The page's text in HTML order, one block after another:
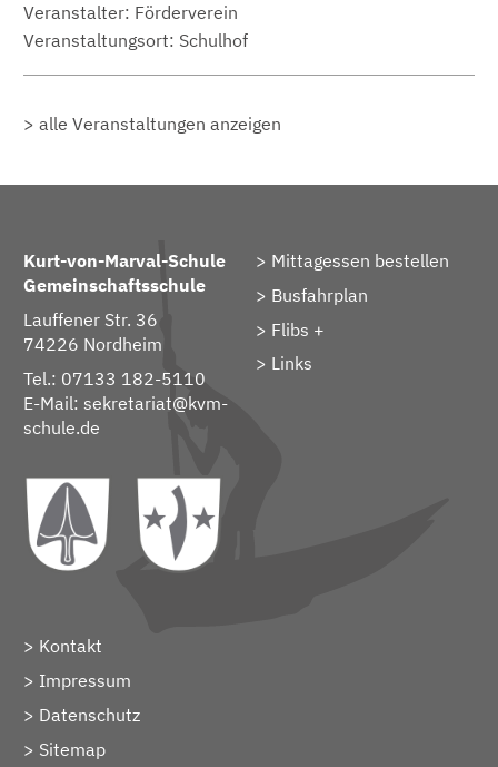
Veranstalter: Förderverein
Veranstaltungsort: Schulhof
alle Veranstaltungen anzeigen
Kurt-von-Marval-Schule
Gemeinschaftsschule
Lauffener Str. 36
74226 Nordheim
Tel.: 07133 182-5110
E-Mail: sekretariat@kvm-
schule.de
Mittagessen bestellen
Busfahrplan
Flibs +
Links
Kontakt
Impressum
Datenschutz
Sitemap